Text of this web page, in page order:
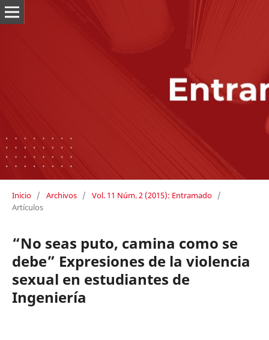
Inicio / Archivos / Vol. 11 Núm. 2 (2015): Entramado /
Artículos
“No seas puto, camina como se
debe” Expresiones de la violencia
sexual en estudiantes de
Ingeniería